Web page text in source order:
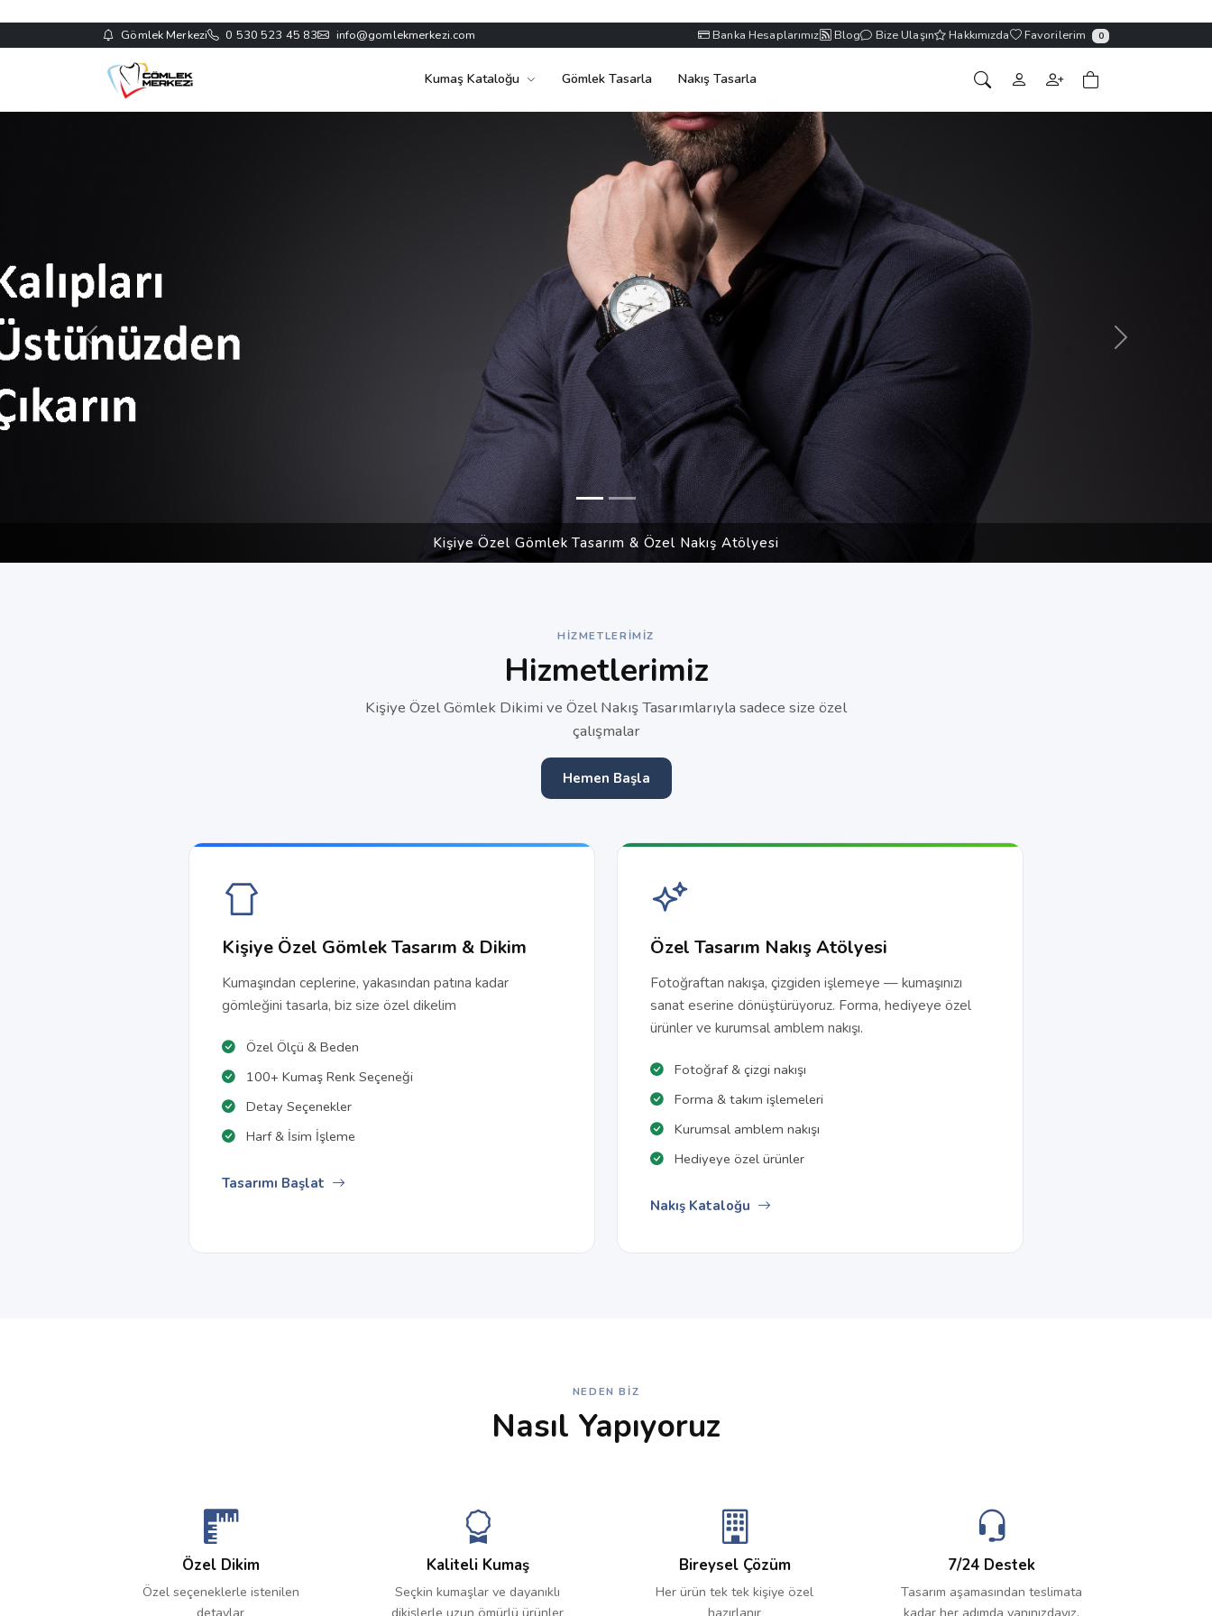
Gömlek Merkezi 0 530 523 45 83 info@gomlekmerkezi.com Banka Hesaplarımız Blog Bize Ulaşın Hakkımızda Favorilerim 0
Kumaş Kataloğu Gömlek Tasarla Nakış Tasarla
Önceki Sonraki
Kişiye Özel Gömlek Tasarım & Özel Nakış Atölyesi
HIZMETLERIMIZ
Hizmetlerimiz
Kişiye Özel Gömlek Dikimi ve Özel Nakış Tasarımlarıyla sadece size özel
çalışmalar
Hemen Başla
Kişiye Özel Gömlek Tasarım & Dikim
Kumaşından ceplerine, yakasından patına kadar
gömleğini tasarla, biz size özel dikelim
Özel Ölçü & Beden
100+ Kumaş Renk Seçeneği
Detay Seçenekler
Harf & İsim İşleme
Tasarımı Başlat
Özel Tasarım Nakış Atölyesi
Fotoğraftan nakışa, çizgiden işlemeye — kumaşınızı
sanat eserine dönüştürüyoruz. Forma, hediyeye özel
ürünler ve kurumsal amblem nakışı.
Fotoğraf & çizgi nakışı
Forma & takım işlemeleri
Kurumsal amblem nakışı
Hediyeye özel ürünler
Nakış Kataloğu
NEDEN BIZ
Nasıl Yapıyoruz
Özel Dikim
Özel seçeneklerle istenilen
detaylar
Kaliteli Kumaş
Seçkin kumaşlar ve dayanıklı
dikişlerle uzun ömürlü ürünler
Bireysel Çözüm
Her ürün tek tek kişiye özel
hazırlanır
7/24 Destek
Tasarım aşamasından teslimata
kadar her adımda yanınızdayız.